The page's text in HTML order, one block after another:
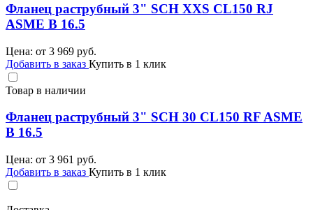
Фланец раструбный 3" SCH XXS CL150 RJ
ASME B 16.5
Цена: от 3 969 руб.
Добавить в заказ Купить в 1 клик
Товар в наличии
Фланец раструбный 3" SCH 30 CL150 RF ASME
B 16.5
Цена: от 3 961 руб.
Добавить в заказ Купить в 1 клик